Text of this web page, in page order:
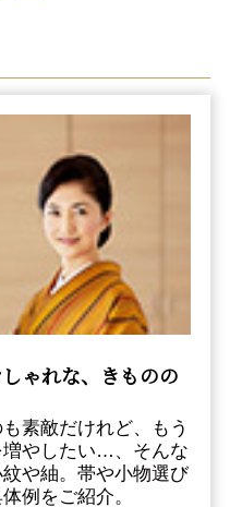
ゃれな、きものの
素敵だけれど、もう
増やしたい…、そんな
や紬。帯や小物選び
例をご紹介。